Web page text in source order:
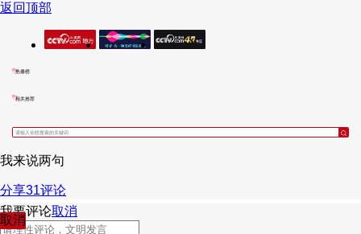
返回顶部
热播榜
相关推荐
我来说两句
分享31评论
取消
我要评论取消